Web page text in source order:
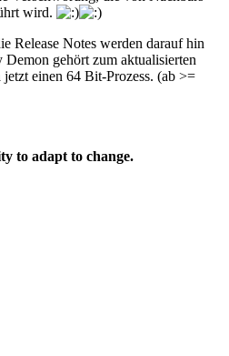
wird.
Release Notes werden darauf hin
gehört zum aktualisierten
einen 64 Bit-Prozess. (ab >=
to adapt to change.